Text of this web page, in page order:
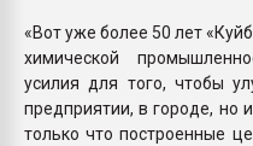
«Вот уже более 50 лет
химической
усилия для того, чтобы
предприятии, в городе, но
только что построенные